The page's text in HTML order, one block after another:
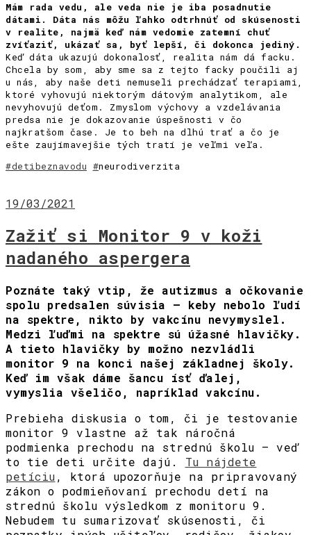
Mám rada vedu, ale veda nie je iba posadnutie
dátami. Dáta nás môžu ľahko odtrhnúť od skúsenosti
v realite, najmä keď nám vedomie zatemní chuť
zvíťaziť, ukázať sa, byť lepší, či dokonca jediný.
Keď dáta ukazujú dokonalosť, realita nám dá facku.
Chcela by som, aby sme sa z tejto facky poučili aj
u nás, aby naše deti nemuseli prechádzať terapiami,
ktoré vyhovujú niektorým dátovým analytikom, ale
nevyhovujú deťom. Zmyslom výchovy a vzdelávania
predsa nie je dokazovanie úspešnosti v čo
najkratšom čase. Je to beh na dlhú trať a čo je
ešte zaujímavejšie tých tratí je veľmi veľa.
#detibeznavodu #neurodiverzita
19/03/2021
Zažiť si Monitor 9 v koži
nadaného aspergera
Poznáte taký vtip, že autizmus a očkovanie
spolu predsalen súvisia – keby nebolo ľudí
na spektre, nikto by vakcínu nevymyslel.
Medzi ľuďmi na spektre sú úžasné hlavičky.
A tieto hlavičky by možno nezvládli
monitor 9 na konci našej základnej školy.
Keď im však dáme šancu ísť ďalej,
vymyslia všeličo, napríklad vakcínu.
Prebieha diskusia o tom, či je testovanie
monitor 9 vlastne až tak náročná
podmienka prechodu na strednú školu – veď
to tie deti určite dajú. Tu nájdete
petíciu, ktorá upozorňuje na pripravovaný
zákon o podmieňovaní prechodu detí na
strednú školu výsledkom z monitoru 9.
Nebudem tu sumarizovať skúsenosti, či